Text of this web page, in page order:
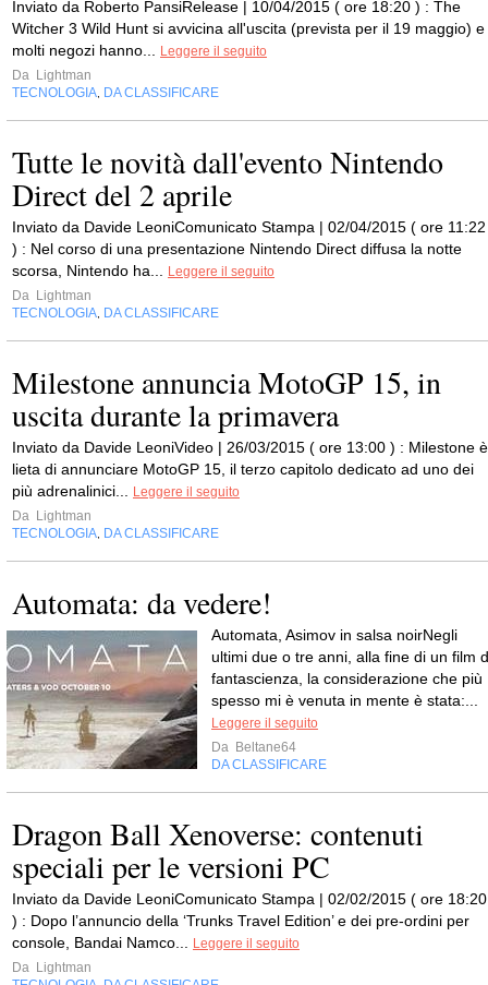
Inviato da Roberto PansiRelease | 10/04/2015 ( ore 18:20 ) : The
Witcher 3 Wild Hunt si avvicina all'uscita (prevista per il 19 maggio) e
molti negozi hanno...
Leggere il seguito
Da Lightman
TECNOLOGIA DA CLASSIFICARE
Tutte le novità dall'evento Nintendo
Direct del 2 aprile
Inviato da Davide LeoniComunicato Stampa | 02/04/2015 ( ore 11:22
) : Nel corso di una presentazione Nintendo Direct diffusa la notte
scorsa, Nintendo ha...
Leggere il seguito
Da Lightman
TECNOLOGIA DA CLASSIFICARE
Milestone annuncia MotoGP 15, in
uscita durante la primavera
Inviato da Davide LeoniVideo | 26/03/2015 ( ore 13:00 ) : Milestone è
lieta di annunciare MotoGP 15, il terzo capitolo dedicato ad uno dei
più adrenalinici...
Leggere il seguito
Da Lightman
TECNOLOGIA DA CLASSIFICARE
Automata: da vedere!
Automata, Asimov in salsa noirNegli
ultimi due o tre anni, alla fine di un film
fantascienza, la considerazione che più
spesso mi è venuta in mente è stata:...
Leggere il seguito
Da Beltane64
DA CLASSIFICARE
Dragon Ball Xenoverse: contenuti
speciali per le versioni PC
Inviato da Davide LeoniComunicato Stampa | 02/02/2015 ( ore 18:20
) : Dopo l’annuncio della ‘Trunks Travel Edition’ e dei pre-ordini per
console, Bandai Namco...
Leggere il seguito
Da Lightman